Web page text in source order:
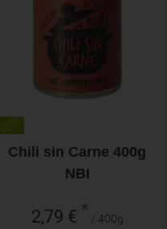
Chili sin Carne 400g
NBI
2,79 € * / 400g